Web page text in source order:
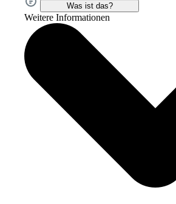
Was ist das?
Weitere Informationen